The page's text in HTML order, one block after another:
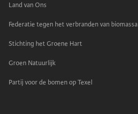
Land van Ons
Federatie tegen het verbranden van biomassa
Stichting het Groene Hart
Groen Natuurlijk
Partij voor de bomen op Texel